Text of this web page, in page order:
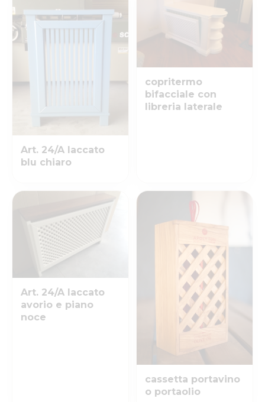
Art. 24/A laccato
blu chiaro
copritermo
bifacciale con
libreria laterale
Art. 24/A laccato
avorio e piano
noce
cassetta portavino
o portaolio